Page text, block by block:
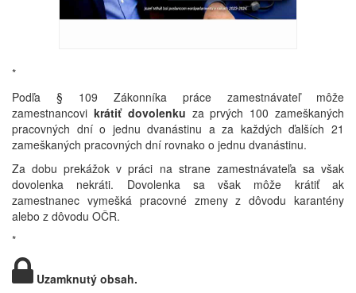
*
Podľa § 109 Zákonníka práce zamestnávateľ môže
zamestnancovi krátiť dovolenku za prvých 100 zameškaných
pracovných dní o jednu dvanástinu a za každých ďalších 21
zameškaných pracovných dní rovnako o jednu dvanástinu.
Za dobu prekážok v práci na strane zamestnávateľa sa však
dovolenka nekráti. Dovolenka sa však môže krátiť ak
zamestnanec vymešká pracovné zmeny z dôvodu karantény
alebo z dôvodu OČR.
*
Uzamknutý obsah.